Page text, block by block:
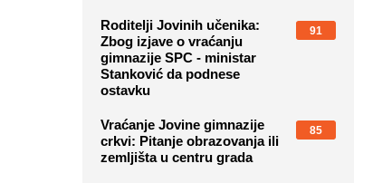
Roditelji Jovinih učenika:
Zbog izjave o vraćanju
gimnazije SPC - ministar
Stanković da podnese
ostavku
91
Vraćanje Jovine gimnazije
crkvi: Pitanje obrazovanja ili
zemljišta u centru grada
85